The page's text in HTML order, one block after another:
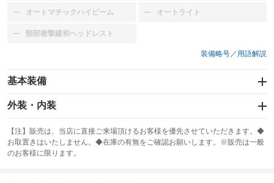
オートマチックハイビーム
：装備なし オートライト
：装備なし
頸部衝撃緩和ヘッドレスト
：装備なし
装備略号／用語解説
基本装備
エアバッグ：運転席/助手席
：装備あり
：装備あり
サンルーフ
：装備なし ABS
外装・内装
カーナビ：メモリーナビ他
：装備あり
TV：ワンセグ
：装備あり
【注】販売は、当店に直接ご来場頂けるお客様を優先させていただきます。◆
お取置きはいたしません。◆在庫の有無をご確認お願いします。※販売は一般
のお客様に限ります。